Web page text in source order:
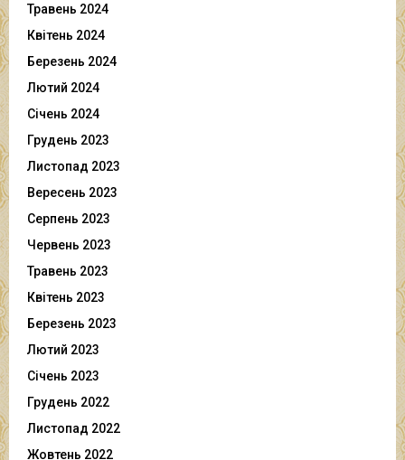
Травень 2024
Квітень 2024
Березень 2024
Лютий 2024
Січень 2024
Грудень 2023
Листопад 2023
Вересень 2023
Серпень 2023
Червень 2023
Травень 2023
Квітень 2023
Березень 2023
Лютий 2023
Січень 2023
Грудень 2022
Листопад 2022
Жовтень 2022